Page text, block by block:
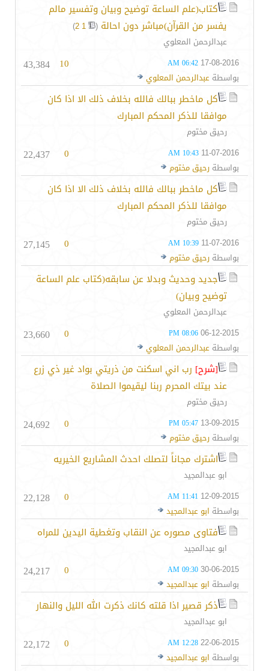
كتاب(علم الساعة توضيح وبيان وتفسير مالم
يفسر من القرآن)مباشر دون احالة (
1
2
)
عبدالرحمن المعلوي
17-08-2016
06:42 AM
بواسطة عبدالرحمن المعلوي
10
43,384
كل ماخطر ببالك فالله بخلاف ذلك الا اذا كان
موافقا للذكر المحكم المبارك
رحيق مختوم
11-07-2016
10:43 AM
بواسطة رحيق مختوم
0
22,437
كل ماخطر ببالك فالله بخلاف ذلك الا اذا كان
موافقا للذكر المحكم المبارك
رحيق مختوم
11-07-2016
10:39 AM
بواسطة رحيق مختوم
0
27,145
جديد وحديث وبدلا عن سابقه(كتاب علم الساعة
توضيح وبيان)
عبدالرحمن المعلوي
06-12-2015
08:06 PM
بواسطة عبدالرحمن المعلوي
0
23,660
[شرح] رب اني اسكنت من ذريتي بواد غير ذي زرع
عند بيتك المحرم ربنا ليقيموا الصلاة
رحيق مختوم
13-09-2015
05:47 PM
بواسطة رحيق مختوم
0
24,692
اشترك مجاناً لتصلك احدث المشاريع الخيريه
ابو عبدالمجيد
12-09-2015
11:41 AM
بواسطة ابو عبدالمجيد
0
22,128
فتاوى مصوره عن النقاب وتغطية اليدين للمراه
ابو عبدالمجيد
30-06-2015
09:30 AM
بواسطة ابو عبدالمجيد
0
24,217
ذكر قصير اذا قلته كانك ذكرت الله الليل والنهار
ابو عبدالمجيد
22-06-2015
12:28 AM
بواسطة ابو عبدالمجيد
0
22,172